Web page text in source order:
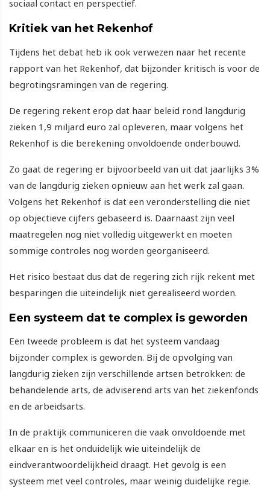
sociaal contact en perspectief.
Kritiek van het Rekenhof
Tijdens het debat heb ik ook verwezen naar het recente
rapport van het Rekenhof, dat bijzonder kritisch is voor de
begrotingsramingen van de regering.
De regering rekent erop dat haar beleid rond langdurig
zieken 1,9 miljard euro zal opleveren, maar volgens het
Rekenhof is die berekening onvoldoende onderbouwd.
Zo gaat de regering er bijvoorbeeld van uit dat jaarlijks 3%
van de langdurig zieken opnieuw aan het werk zal gaan.
Volgens het Rekenhof is dat een veronderstelling die niet
op objectieve cijfers gebaseerd is. Daarnaast zijn veel
maatregelen nog niet volledig uitgewerkt en moeten
sommige controles nog worden georganiseerd.
Het risico bestaat dus dat de regering zich rijk rekent met
besparingen die uiteindelijk niet gerealiseerd worden.
Een systeem dat te complex is geworden
Een tweede probleem is dat het systeem vandaag
bijzonder complex is geworden. Bij de opvolging van
langdurig zieken zijn verschillende artsen betrokken: de
behandelende arts, de adviserend arts van het ziekenfonds
en de arbeidsarts.
In de praktijk communiceren die vaak onvoldoende met
elkaar en is het onduidelijk wie uiteindelijk de
eindverantwoordelijkheid draagt. Het gevolg is een
systeem met veel controles, maar weinig duidelijke regie.